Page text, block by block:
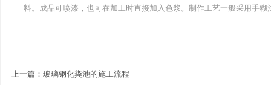
料。成品可喷漆，也可在加工时直接加入色浆。制作工艺一般采用手
上一篇： 玻璃钢化粪池的施工流程